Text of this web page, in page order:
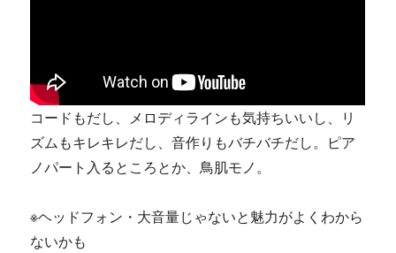
コードもだし、メロディラインも気持ちいいし、リ
ズムもキレキレだし、音作りもバチバチだし。ピア
ノパート入るところとか、鳥肌モノ。
※ヘッドフォン・大音量じゃないと魅力がよくわから
ないかも